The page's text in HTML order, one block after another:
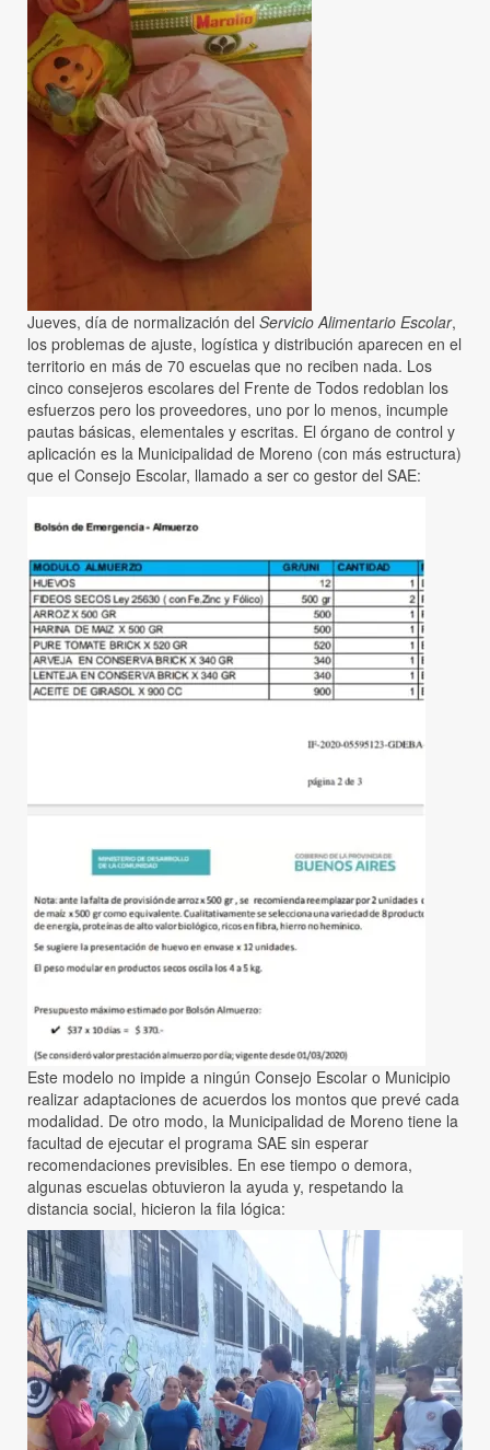
Jueves, día de normalización del Servicio Alimentario Escolar,
los problemas de ajuste, logística y distribución aparecen en el
territorio en más de 70 escuelas que no reciben nada. Los
cinco consejeros escolares del Frente de Todos redoblan los
esfuerzos pero los proveedores, uno por lo menos, incumple
pautas básicas, elementales y escritas. El órgano de control y
aplicación es la Municipalidad de Moreno (con más estructura)
que el Consejo Escolar, llamado a ser co gestor del SAE:
Este modelo no impide a ningún Consejo Escolar o Municipio
realizar adaptaciones de acuerdos los montos que prevé cada
modalidad. De otro modo, la Municipalidad de Moreno tiene la
facultad de ejecutar el programa SAE sin esperar
recomendaciones previsibles. En ese tiempo o demora,
algunas escuelas obtuvieron la ayuda y, respetando la
distancia social, hicieron la fila lógica: